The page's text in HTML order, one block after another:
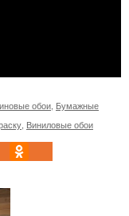
обои Бумажные
Виниловые обои